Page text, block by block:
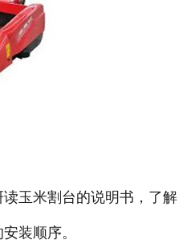
玉米割台的说明书，了解
装顺序。